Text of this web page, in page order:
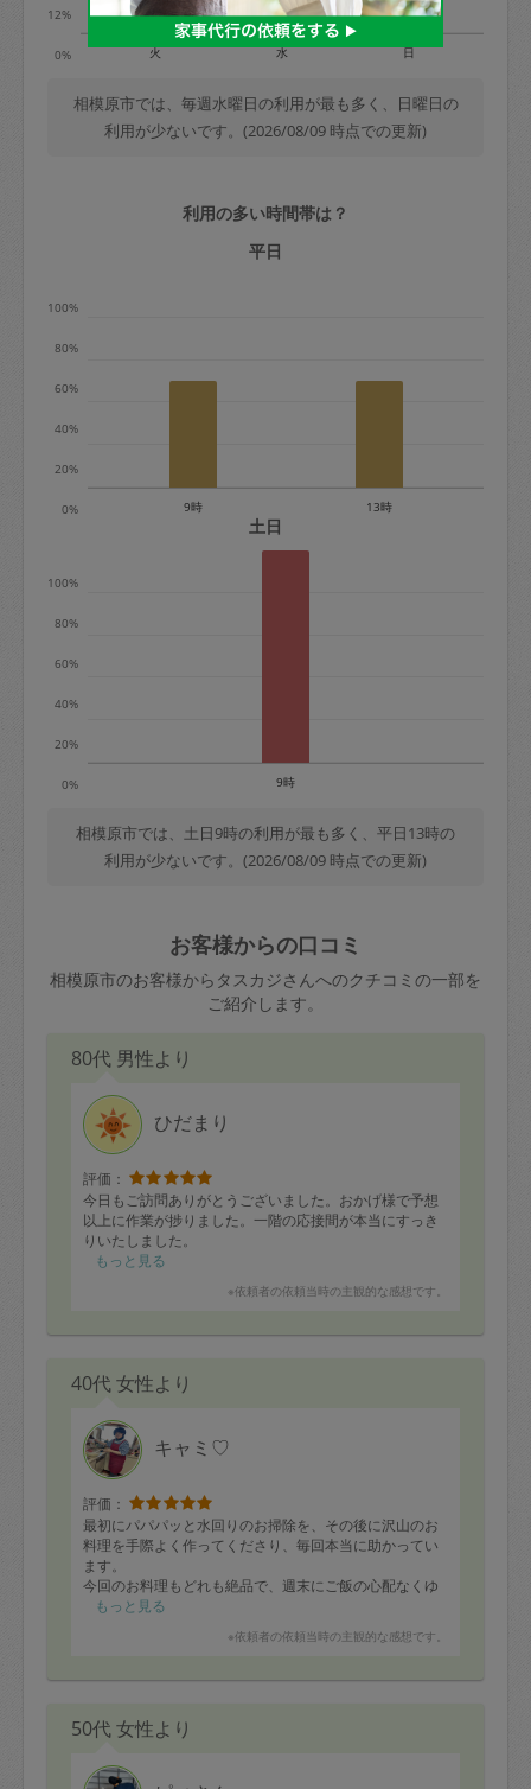
＋交通費全額
依頼者不在による当日キャンセル＝依頼
金額の100%＋交通費全額
定期契約をキャンセルする場合、毎週定
期は月2回まで隔週定期は月1回までキャ
※キャンセル料金の設定について：
定期依頼1回（3時間）の金額とスポット
0%
12%
火 水 日
相模原市では、毎週水曜日の利用が最も多く、日曜日の
利用が少ないです。(2026/08/09 時点での更新)
利用の多い時間帯は？
平日
0%
20%
40%
60%
80%
100%
9時 13時
土日
0%
20%
40%
60%
80%
100%
9時
相模原市では、土日9時の利用が最も多く、平日13時の
利用が少ないです。(2026/08/09 時点での更新)
お客様からの口コミ
相模原市のお客様からタスカジさんへのクチコミの一部を
ご紹介します。
80代 男性より
ひだまり
評価：
今日もご訪問ありがとうございました。おかげ様で予想
以上に作業が捗りました。一階の応接間が本当にすっき
りいたしました。
もっと見る
※依頼者の依頼当時の主観的な感想です。
40代 女性より
キャミ♡
評価：
最初にパパパッと水回りのお掃除を、その後に沢山のお
料理を手際よく作ってくださり、毎回本当に助かってい
ます。
今回のお料理もどれも絶品で、週末にご飯の心配なくゆ
っくり過ごせて、幸せです😊
もっと見る
※依頼者の依頼当時の主観的な感想です。
50代 女性より